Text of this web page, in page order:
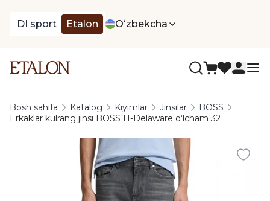
DI sport Etalon Oʻzbekcha
Bosh sahifa Katalog Kiyimlar Jinsilar
BOSS
Erkaklar kulrang jinsi BOSS H-Delaware oʻlcham 32